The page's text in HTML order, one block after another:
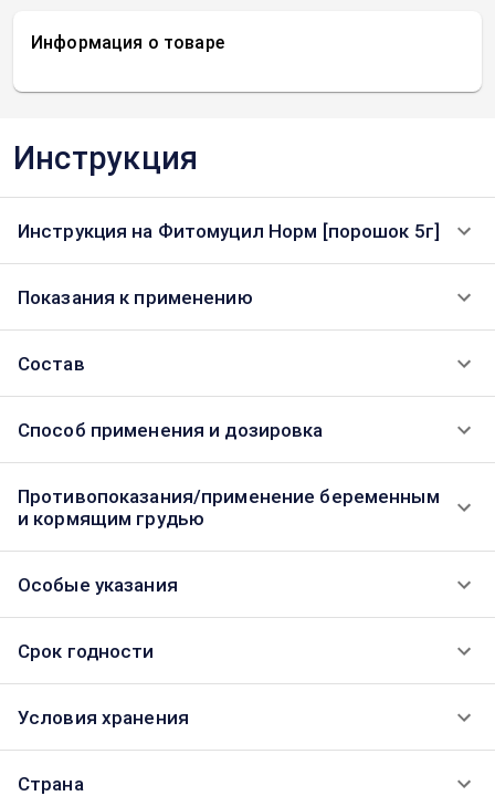
Информация о товаре
Инструкция
Инструкция на Фитомуцил Норм [порошок 5г]
Показания к применению
Состав
Способ применения и дозировка
Противопоказания/применение беременным
и кормящим грудью
Особые указания
Срок годности
Условия хранения
Страна